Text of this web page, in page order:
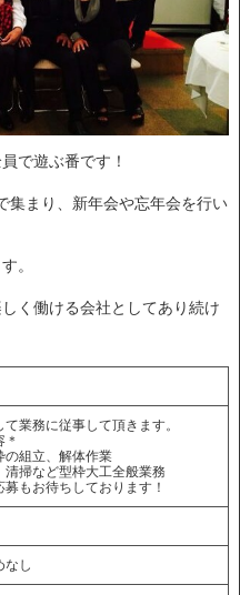
で遊ぶ番です！
集まり、新年会や忘年会を行い
。
く働ける会社としてあり続け
業務に従事して頂きます。
の組立、解体作業
清掃など型枠大工全般業務
募もお待ちしております！
なし